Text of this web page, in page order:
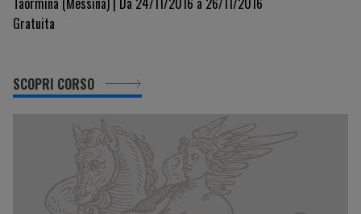
Gratuita
SCOPRI CORSO